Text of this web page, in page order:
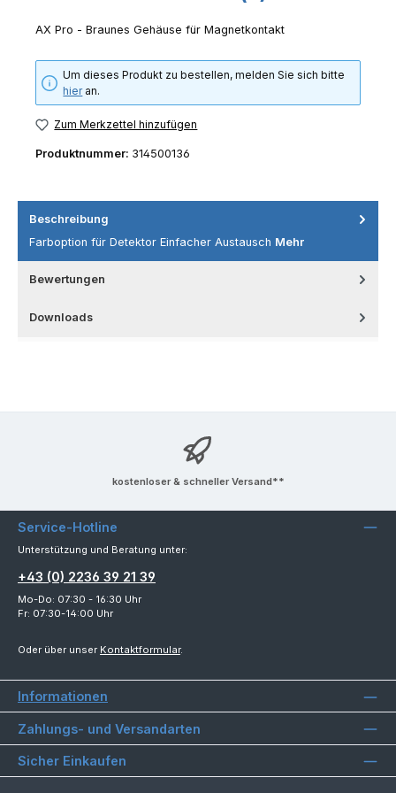
AX Pro - Braunes Gehäuse für Magnetkontakt
Um dieses Produkt zu bestellen, melden Sie sich bitte
hieran.
Zum Merkzettel hinzufügen
Produktnummer: 314500136
Beschreibung
Farboption für Detektor Einfacher Austausch Mehr
Bewertungen
Downloads
kostenloser & schneller Versand**
Service-Hotline
Unterstützung und Beratung unter:
+43 (0) 2236 39 21 39
Mo-Do: 07:30 - 16:30 Uhr
Fr: 07:30-14:00 Uhr
Oder über unser Kontaktformular.
Informationen
Zahlungs- und Versandarten
Sicher Einkaufen